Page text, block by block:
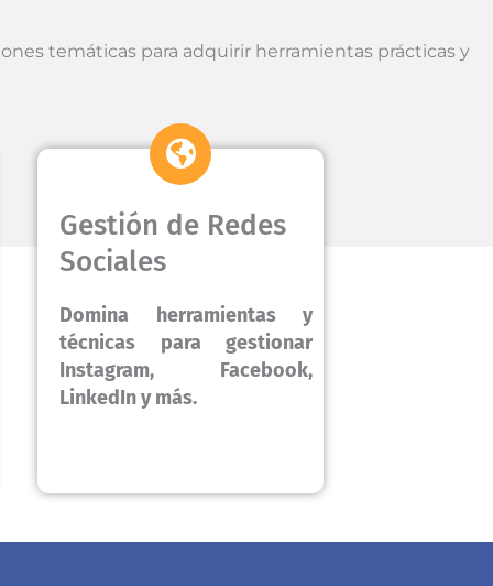
temáticas para adquirir herramientas prácticas y
Gestión de Redes
Sociales
Domina herramientas y
técnicas para gestionar
Instagram, Facebook,
LinkedIn y más.